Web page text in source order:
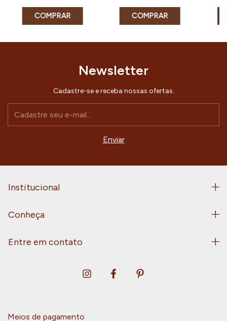
COMPRAR
Newsletter
Cadastre-se e receba nossas ofertas.
Institucional
Conheça
Entre em contato
Meios de pagamento